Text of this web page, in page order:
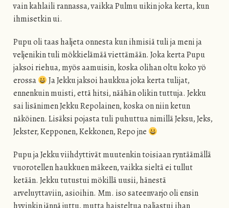
vain kahlaili rannassa, vaikka Pulmu uikin joka kerta, kun
ihmisetkin ui.
Pupu oli taas haljeta onnesta kun ihmisiä tuli ja meni ja
veljenikin tuli mökkielämää viettämään. Joka kerta Pupu
jaksoi riehua, myös aamuisin, koska olihan oltu koko yö
erossa
Ja Jekku jaksoi haukkua joka kerta tulijat,
ennenkuin muisti, että hitsi, näähän olikin tuttuja. Jekku
sai lisänimen Jekku Repolainen, koska on niin ketun
näköinen. Lisäksi pojasta tuli puhuttua nimillä Jeksu, Jeks,
Jekster, Kepponen, Kekkonen, Repo jne
Pupu ja Jekku viihdyttivät muutenkin toisiaan ryntäämällä
vuorotellen haukkuen mäkeen, vaikka sieltä ei tullut
ketään. Jekku tutustui mökillä uusii, hänestä
arveluyttaviin, asioihin. Mm. iso sateenvarjo oli ensin